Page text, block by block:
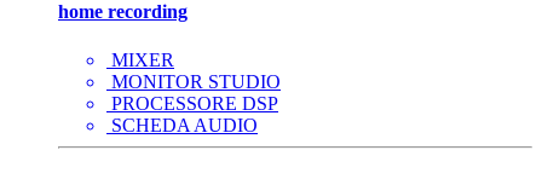
home recording
MIXER
MONITOR STUDIO
PROCESSORE DSP
SCHEDA AUDIO